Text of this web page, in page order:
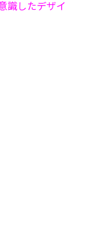
識したデザイ